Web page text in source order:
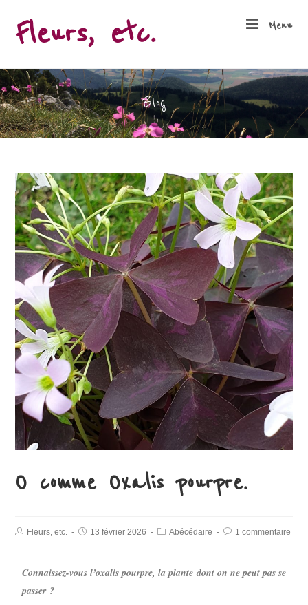
Fleurs, etc. Menu
Blog
O comme Oxalis pourpre.
Fleurs, etc. 13 février 2026 Abécédaire 1 commentaire
Connaissez-vous l’oxalis pourpre, la plante dont on ne peut pas se
passer ?